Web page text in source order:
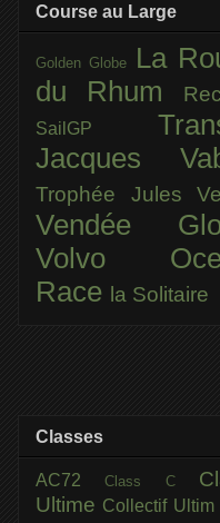
Course au Large
Golden Globe
La
du Rhum
SailGP
Jacques
Trophée Jules
Vendée
Volvo
Race la Solitaire
Classes
AC72Class C
Ultime Collectif Ultim